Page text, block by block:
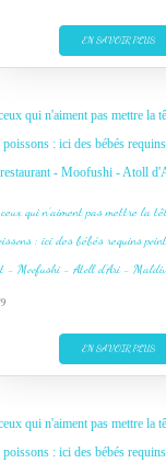
EN SAVOIR PLUS
qui n'aiment pas mettre la
: ici des bébés
restaurant - Moofushi - Atoll
EN SAVOIR PLUS
qui n'aiment pas mettre la
: ici des bébés